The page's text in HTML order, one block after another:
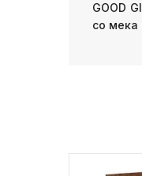
GOOD
со